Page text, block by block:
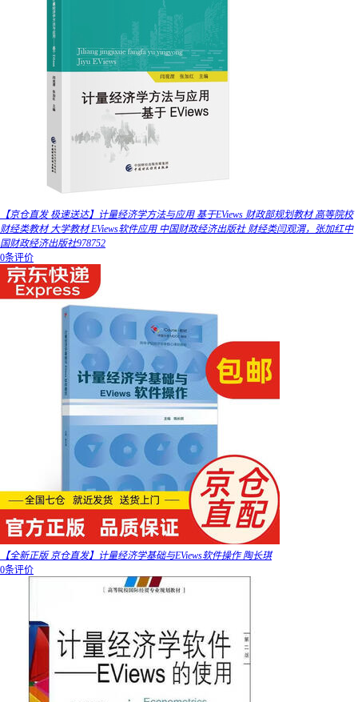
【京仓直发 极速送达】计量经济学方法与应用 基于EViews 财政部规划教材 高等院校
财经类教材 大学教材 EViews软件应用 中国财政经济出版社 财经类闫观渭，张加红中
国财政经济出版社978752
0条评价
【全新正版 京仓直发】计量经济学基础与EViews软件操作 陶长琪
0条评价